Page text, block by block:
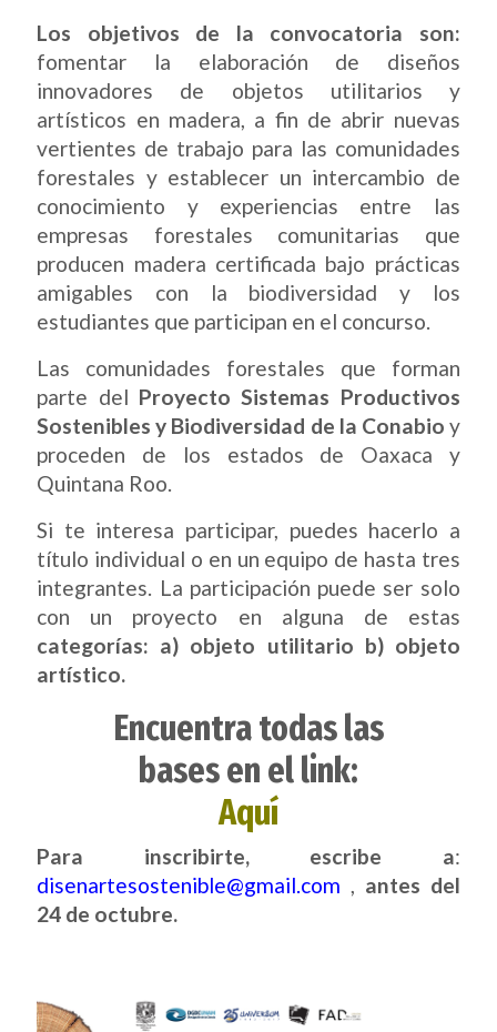
Los objetivos de la convocatoria son:
fomentar la elaboración de diseños
innovadores de objetos utilitarios y
artísticos en madera, a fin de abrir nuevas
vertientes de trabajo para las comunidades
forestales y establecer un intercambio de
conocimiento y experiencias entre las
empresas forestales comunitarias que
producen madera certificada bajo prácticas
amigables con la biodiversidad y los
estudiantes que participan en el concurso.
Las comunidades forestales que forman
parte del Proyecto Sistemas Productivos
Sostenibles y Biodiversidad de la Conabio y
proceden de los estados de Oaxaca y
Quintana Roo.
Si te interesa participar, puedes hacerlo a
título individual o en un equipo de hasta tres
integrantes. La participación puede ser solo
con un proyecto en alguna de estas
categorías: a) objeto utilitario b) objeto
artístico.
Encuentra todas las
bases en el link:
Aquí
Para inscribirte, escribe a:
disenartesostenible@gmail.com , antes del
24 de octubre.